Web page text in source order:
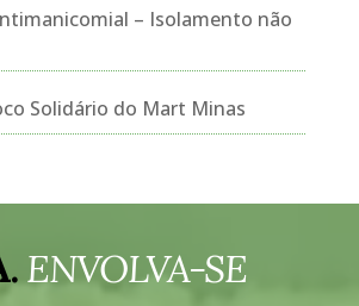
– Isolamento não
Solidário do Mart Minas
ENVOLVA-SE